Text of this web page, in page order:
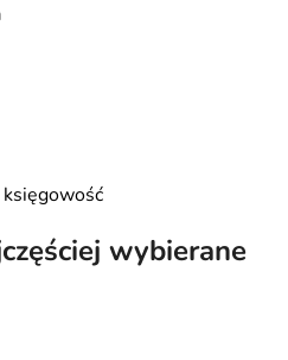
księgowość
wybierane